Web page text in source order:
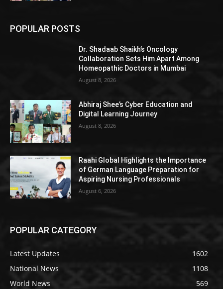
POPULAR POSTS
Dr. Shadaab Shaikh’s Oncology
Collaboration Sets Him Apart Among
Homeopathic Doctors in Mumbai
August 8, 2026
Abhiraj Shee’s Cyber Education and
Digital Learning Journey
August 8, 2026
Raahi Global Highlights the Importance
of German Language Preparation for
Aspiring Nursing Professionals
August 6, 2026
POPULAR CATEGORY
Latest Updates
1602
National News
1108
World News
569